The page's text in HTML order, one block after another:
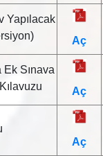
Yapılacak
Aç
Sınava
Aç
Aç